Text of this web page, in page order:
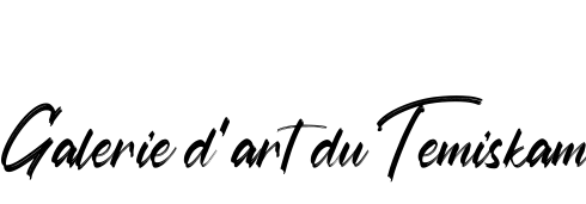
Galerie d’art du